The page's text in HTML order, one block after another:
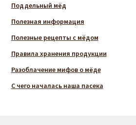
Поддельный мёд
Полезная информация
Полезные рецепты с мёдом
Правила хранения продукции
Разоблачение мифов о мёде
С чего началась наша пасека